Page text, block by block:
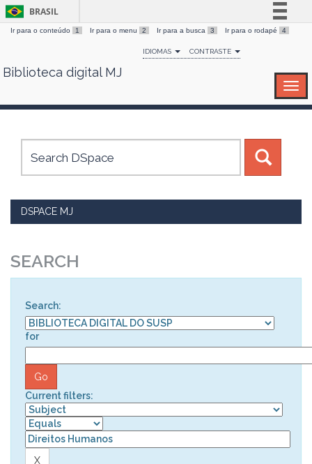
Skip
BRASIL
Simplifique!
Comunica BR
Canais
Ir para o conteúdo 1 Ir para o menu 2 Ir para a busca 3 Ir para o rodapé 4
IDIOMAS CONTRASTE
Biblioteca digital MJ
DSPACE MJ
SEARCH
Search:
for
Current filters: